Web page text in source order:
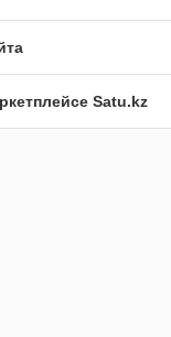
Satu.kz